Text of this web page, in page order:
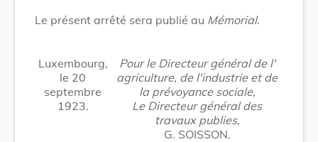
Le présent arrêté sera publié au Mémorial.
Luxembourg,
le 20
septembre
1923.
Pour le Directeur général de l'
agriculture, de l'industrie et de
la prévoyance sociale,
Le Directeur général des
travaux publies,
G. SOISSON.